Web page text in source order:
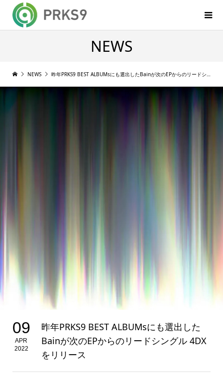
NEWS
NEWS 昨年PRKS9 BEST ALBUMsにも選出したBainが次のEPからのリードシングル 4DX をリリース
09
APR
2022
昨年PRKS9 BEST ALBUMsにも選出した
Bainが次のEPからのリードシングル 4DX
をリリース